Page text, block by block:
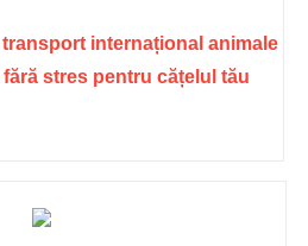
internațional animale
stres pentru cățelul tău